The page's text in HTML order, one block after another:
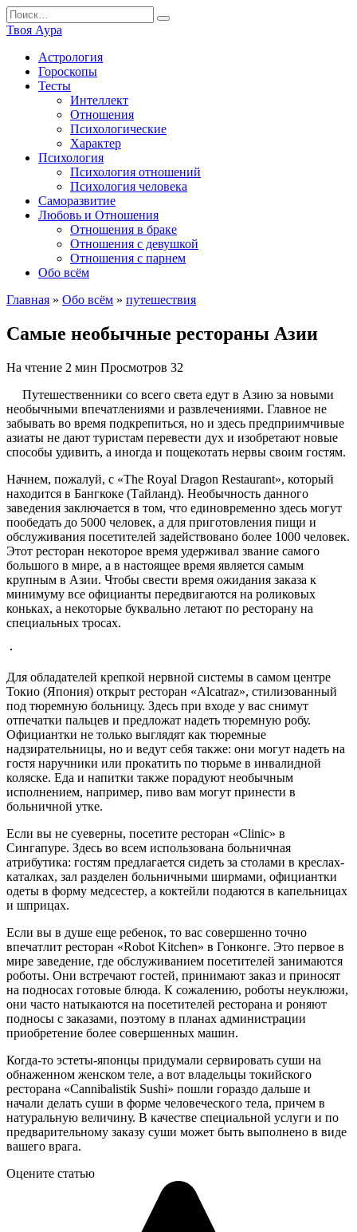
Перейти
к
содержанию
Search
for:
Твоя Аура
Астрология
Гороскопы
Тесты
Интеллект
Отношения
Психологические
Характер
Психология
Психология отношений
Психология человека
Саморазвитие
Любовь и Отношения
Отношения в браке
Отношения с девушкой
Отношения с парнем
Обо всём
Главная » Обо всём » путешествия
Самые необычные рестораны Азии
На чтение 2 мин Просмотров 32
Путешественники со всего света едут в Азию за новыми
необычными впечатлениями и развлечениями. Главное не
забывать во время подкрепиться, но и здесь предприимчивые
азиаты не дают туристам перевести дух и изобретают новые
способы удивить, а иногда и пощекотать нервы своим гостям.
Начнем, пожалуй, с «The Royal Dragon Restaurant», который
находится в Бангкоке (Тайланд). Необычность данного
заведения заключается в том, что единовременно здесь могут
пообедать до 5000 человек, а для приготовления пищи и
обслуживания посетителей задействовано более 1000 человек.
Этот ресторан некоторое время удерживал звание самого
большого в мире, а в настоящее время является самым
крупным в Азии. Чтобы свести время ожидания заказа к
минимуму все официанты передвигаются на роликовых
коньках, а некоторые буквально летают по ресторану на
специальных тросах.
Для обладателей крепкой нервной системы в самом центре
Токио (Япония) открыт ресторан «Alcatraz», стилизованный
под тюремную больницу. Здесь при входе у вас снимут
отпечатки пальцев и предложат надеть тюремную робу.
Официантки не только выглядят как тюремные
надзирательницы, но и ведут себя также: они могут надеть на
гостя наручники или прокатить по тюрьме в инвалидной
коляске. Еда и напитки также порадуют необычным
исполнением, например, пиво вам могут принести в
больничной утке.
Если вы не суеверны, посетите ресторан «Clinic» в
Сингапуре. Здесь во всем использована больничная
атрибутика: гостям предлагается сидеть за столами в креслах-
каталках, зал разделен больничными ширмами, официантки
одеты в форму медсестер, а коктейли подаются в капельницах
и шприцах.
Если вы в душе еще ребенок, то вас совершенно точно
впечатлит ресторан «Robot Kitchen» в Гонконге. Это первое в
мире заведение, где обслуживанием посетителей занимаются
роботы. Они встречают гостей, принимают заказ и приносят
на подносах готовые блюда. К сожалению, роботы неуклюжи,
они часто натыкаются на посетителей ресторана и роняют
подносы с заказами, поэтому в планах администрации
приобретение более совершенных машин.
Когда-то эстеты-японцы придумали сервировать суши на
обнаженном женском теле, а вот владельцы токийского
ресторана «Cannibalistik Sushi» пошли гораздо дальше и
начали делать суши в форме человеческого тела, причем в
натуральную величину. В качестве специальной услуги и по
предварительному заказу суши может быть выполнено в виде
вашего врага.
Оцените статью